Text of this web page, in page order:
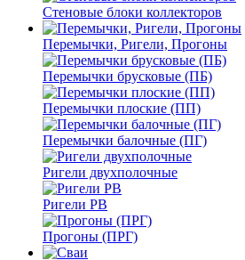
Стеновые блоки коллекторов
Перемычки, Ригели, Прогоны
Перемычки брусковые (ПБ)
Перемычки плоские (ПП)
Перемычки балочные (ПГ)
Ригели двухполочные
Ригели РВ
Прогоны (ПРГ)